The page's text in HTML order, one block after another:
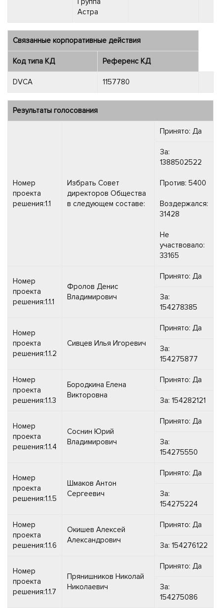
Астра
Связанные корпоративные действия
Код типа КД Референс КД
DVCA 1157780
Результаты голосования
Номер
проекта
решения:1.1
Избрать Совет
директоров Общества
в следующем составе:
Принято: Да
За:
1388502522
Против: 5400
Воздержался:
31428
Не
участвовало:
33165
Номер
проекта
решения:1.1.1
Фролов Денис
Владимирович
Принято: Да
За:
154278385
Номер
проекта
решения:1.1.2
Сивцев Илья Игоревич
Принято: Да
За:
154275877
Номер
проекта
решения:1.1.3
Бородкина Елена
Викторовна
Принято: Да
За: 154282121
Номер
проекта
решения:1.1.4
Соснин Юрий
Владимирович
Принято: Да
За:
154275550
Номер
проекта
решения:1.1.5
Шмаков Антон
Сергеевич
Принято: Да
За:
154275224
Номер
проекта
решения:1.1.6
Окишев Алексей
Александрович
Принято: Да
За: 154276122
Номер
проекта
решения:1.1.7
Прянишников Николай
Николаевич
Принято: Да
За:
154275086